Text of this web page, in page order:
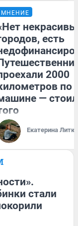
МНЕНИЕ
есть
2000
по
—
Екатерина
стали